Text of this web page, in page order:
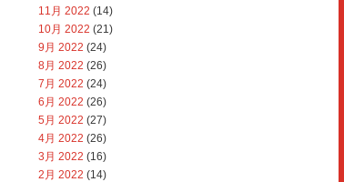
11月 2022 (14)
10月 2022 (21)
9月 2022 (24)
8月 2022 (26)
7月 2022 (24)
6月 2022 (26)
5月 2022 (27)
4月 2022 (26)
3月 2022 (16)
2月 2022 (14)